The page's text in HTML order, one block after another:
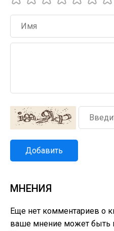
Добавить
МНЕНИЯ
Еще нет комментариев о
ваше мнение может